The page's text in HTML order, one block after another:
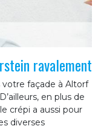
ravalement
façade à Altorf
en plus de
crépi a aussi pour
diverses